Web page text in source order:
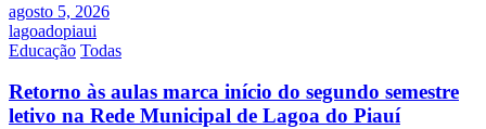
agosto 5, 2026
lagoadopiaui
Educação Todas
Retorno às aulas marca início do segundo semestre
letivo na Rede Municipal de Lagoa do Piauí